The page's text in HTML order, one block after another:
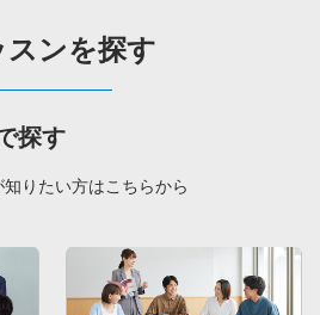
スンを探す
探す
りたい方はこちらから